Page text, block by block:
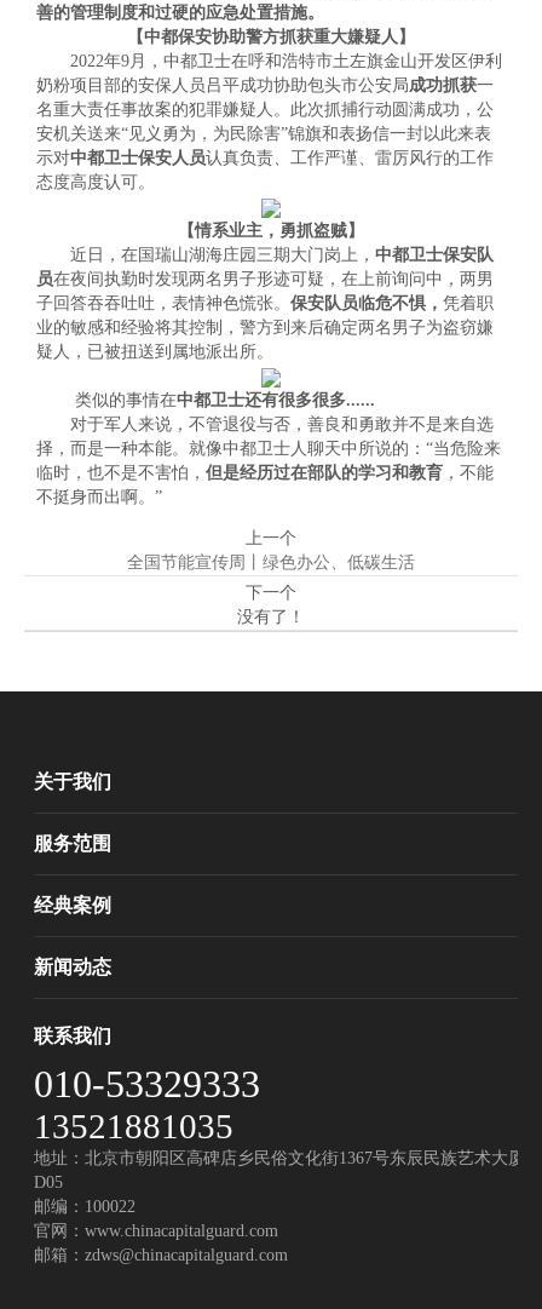
善的管理制度和过硬的应急处置措施。
【中都保安协助警方抓获重大嫌疑人】
2022年9月，中都卫士在呼和浩特市土左旗金山开发区伊利
奶粉项目部的安保人员吕平成功协助包头市公安局成功抓获一
名重大责任事故案的犯罪嫌疑人。此次抓捕行动圆满成功，公
安机关送来“见义勇为，为民除害”锦旗和表扬信一封以此来表
示对中都卫士保安人员认真负责、工作严谨、雷厉风行的工作
态度高度认可。
【情系业主，勇抓盗贼】
近日，在国瑞山湖海庄园三期大门岗上， 中都卫士保安队
员在夜间执勤时发现两名男子形迹可疑，在上前询问中，两男
子回答吞吞吐吐，表情神色慌张。 保安队员临危不惧， 凭着职
业的敏感和经验将其控制，警方到来后确定两名男子为盗窃嫌
疑人，已被扭送到属地派出所。
类似的事情在中都卫士还有很多很多......
对于军人来说，不管退役与否，善良和勇敢并不是来自选
择，而是一种本能。就像中都卫士人聊天中所说的：“当危险来
临时，也不是不害怕， 但是经历过在部队的学习和教育 ，不能
不挺身而出啊。”
上一个
全国节能宣传周丨绿色办公、低碳生活
下一个
没有了！
关于我们
服务范围
经典案例
新闻动态
联系我们
010-53329333
13521881035
地址：北京市朝阳区高碑店乡民俗文化街1367号东辰民族艺术大厦
D05
邮编：100022
官网：www.chinacapitalguard.com
邮箱：zdws@chinacapitalguard.com